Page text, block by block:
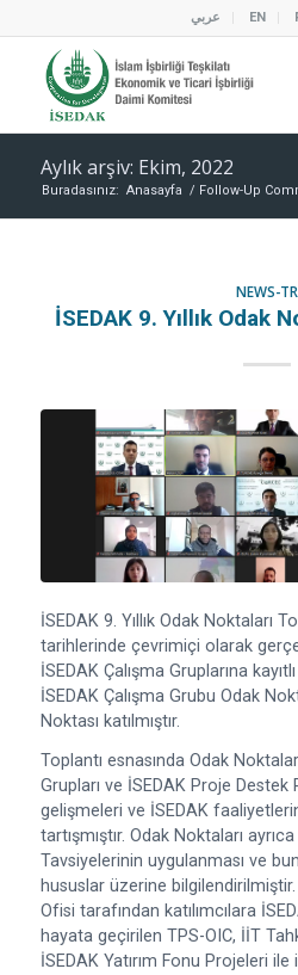
عربي EN
Aylık arşiv: Ekim, 2022
Buradasınız: Anasayfa / Follow-Up
NEWS-TR
İSEDAK 9. Yıllık Odak
İSEDAK 9. Yıllık Odak Noktaları
tarihlerinde çevrimiçi olarak
İSEDAK Çalışma Gruplarına
İSEDAK Çalışma Grubu Odak
Noktası katılmıştır.
Toplantı esnasında Odak
Grupları ve İSEDAK Proje Destek
gelişmeleri ve İSEDAK
tartışmıştır. Odak Noktaları
Tavsiyelerinin uygulanması ve
hususlar üzerine
Ofisi tarafından katılımcılara
hayata geçirilen TPS-OIC, İİT
İSEDAK Yatırım Fonu Projeleri